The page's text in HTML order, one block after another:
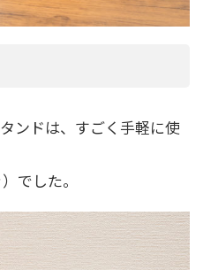
ンドは、すごく手軽に使
でした。